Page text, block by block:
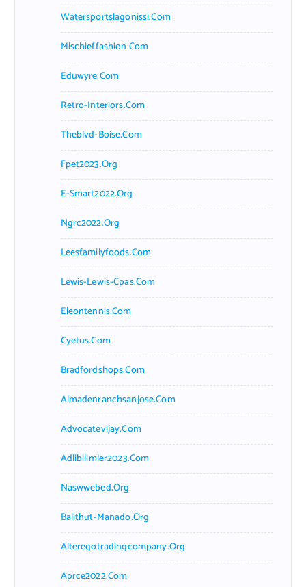
Watersportslagonissi.com
Mischieffashion.com
Eduwyre.com
Retro-Interiors.com
Theblvd-Boise.com
Fpet2023.org
E-Smart2022.org
Ngrc2022.org
Leesfamilyfoods.com
Lewis-Lewis-Cpas.com
Eleontennis.com
Cyetus.com
Bradfordshops.com
Almadenranchsanjose.com
Advocatevijay.com
Adlibilimler2023.com
Naswwebed.org
Balithut-Manado.org
Alteregotradingcompany.org
Aprce2022.com